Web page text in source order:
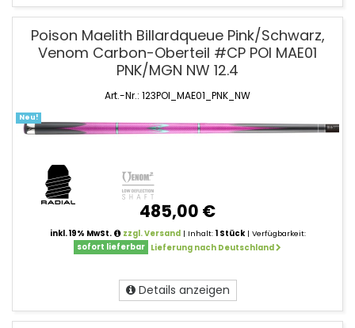
Poison Maelith Billardqueue Pink/Schwarz,
Venom Carbon-Oberteil #CP POI MAE01
PNK/MGN NW 12.4
Art.-Nr.: 123POI_MAE01_PNK_NW
Neu!
485,00 €
inkl. 19% MwSt. zzgl. Versand| Inhalt: 1 Stück| Verfügbarkeit:
sofort lieferbar
Lieferung nach Deutschland
Details anzeigen